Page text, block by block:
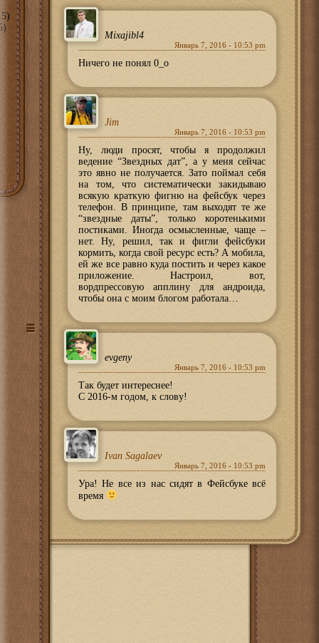
Mixajibl4
Январь 7, 2016 - 10:53 pm
Ничего не понял 0_о
Jim
Январь 7, 2016 - 10:53 pm
Ну, люди просят, чтобы я продолжил
ведение “Звездных дат”, а у меня сейчас
это явно не получается. Зато поймал себя
на том, что систематически закидываю
всякую краткую фигню на фейсбук через
телефон. В принципе, там выходят те же
“звездные даты”, только коротенькими
постиками. Иногда осмысленные, чаще –
нет. Ну, решил, так и фигли фейсбуки
кормить, когда свой ресурс есть? А мобила,
ей же все равно куда постить и через какое
приложение. Настроил, вот,
вордпрессовую апплину для андроида,
чтобы она с моим блогом работала…
evgeny
Январь 7, 2016 - 10:53 pm
Так будет интереснее!
С 2016-м годом, к слову!
Ivan Sagalaev
Январь 7, 2016 - 10:53 pm
Ура! Не все из нас сидят в Фейсбуке всё
время